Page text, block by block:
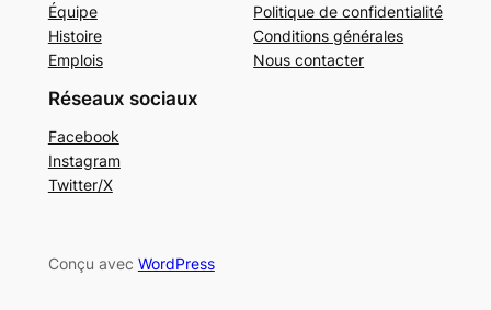
Équipe
Histoire
Emplois
Politique de confidentialité
Conditions générales
Nous contacter
Réseaux sociaux
Facebook
Instagram
Twitter/X
Conçu avec WordPress